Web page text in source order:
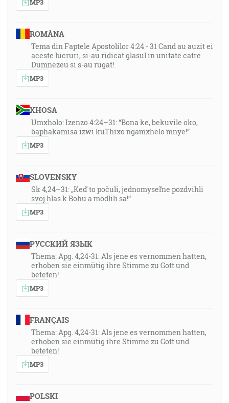
ROMÂNA
Tema din Faptele Apostolilor 4:24 - 31 Cand au auzit ei
aceste lucruri, si-au ridicat glasul in unitate catre
Dumnezeu si s-au rugat!
MP3
XHOSA
Umxholo: Izenzo 4:24–31: “Bona ke, bekuvile oko,
baphakamisa izwi kuThixo ngamxhelo mnye!”
MP3
SLOVENSKY
Sk 4,24–31: „Keď to počuli, jednomyseľne pozdvihli
svoj hlas k Bohu a modlili sa!“
MP3
РУССКИЙ ЯЗЫК
Thema: Apg. 4,24-31: Als jene es vernommen hatten,
erhoben sie einmütig ihre Stimme zu Gott und
beteten!
MP3
FRANÇAIS
Thema: Apg. 4,24-31: Als jene es vernommen hatten,
erhoben sie einmütig ihre Stimme zu Gott und
beteten!
MP3
POLSKI